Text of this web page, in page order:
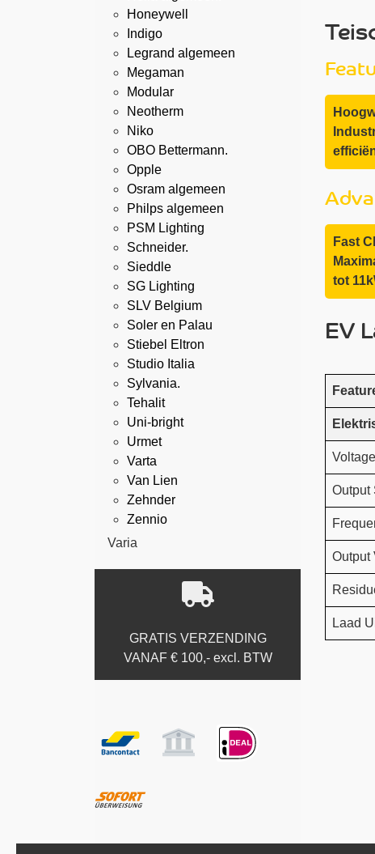
Honeywell
Indigo
Legrand algemeen
Megaman
Modular
Neotherm
Niko
OBO Bettermann.
Opple
Osram algemeen
Philps algemeen
PSM Lighting
Schneider.
Sieddle
SG Lighting
SLV Belgium
Soler en Palau
Stiebel Eltron
Studio Italia
Sylvania.
Tehalit
Uni-bright
Urmet
Varta
Van Lien
Zehnder
Zennio
Varia
GRATIS VERZENDING
VANAF € 100,- excl. BTW
Fast
tot
EV
Voltage
Output
Output
Laad